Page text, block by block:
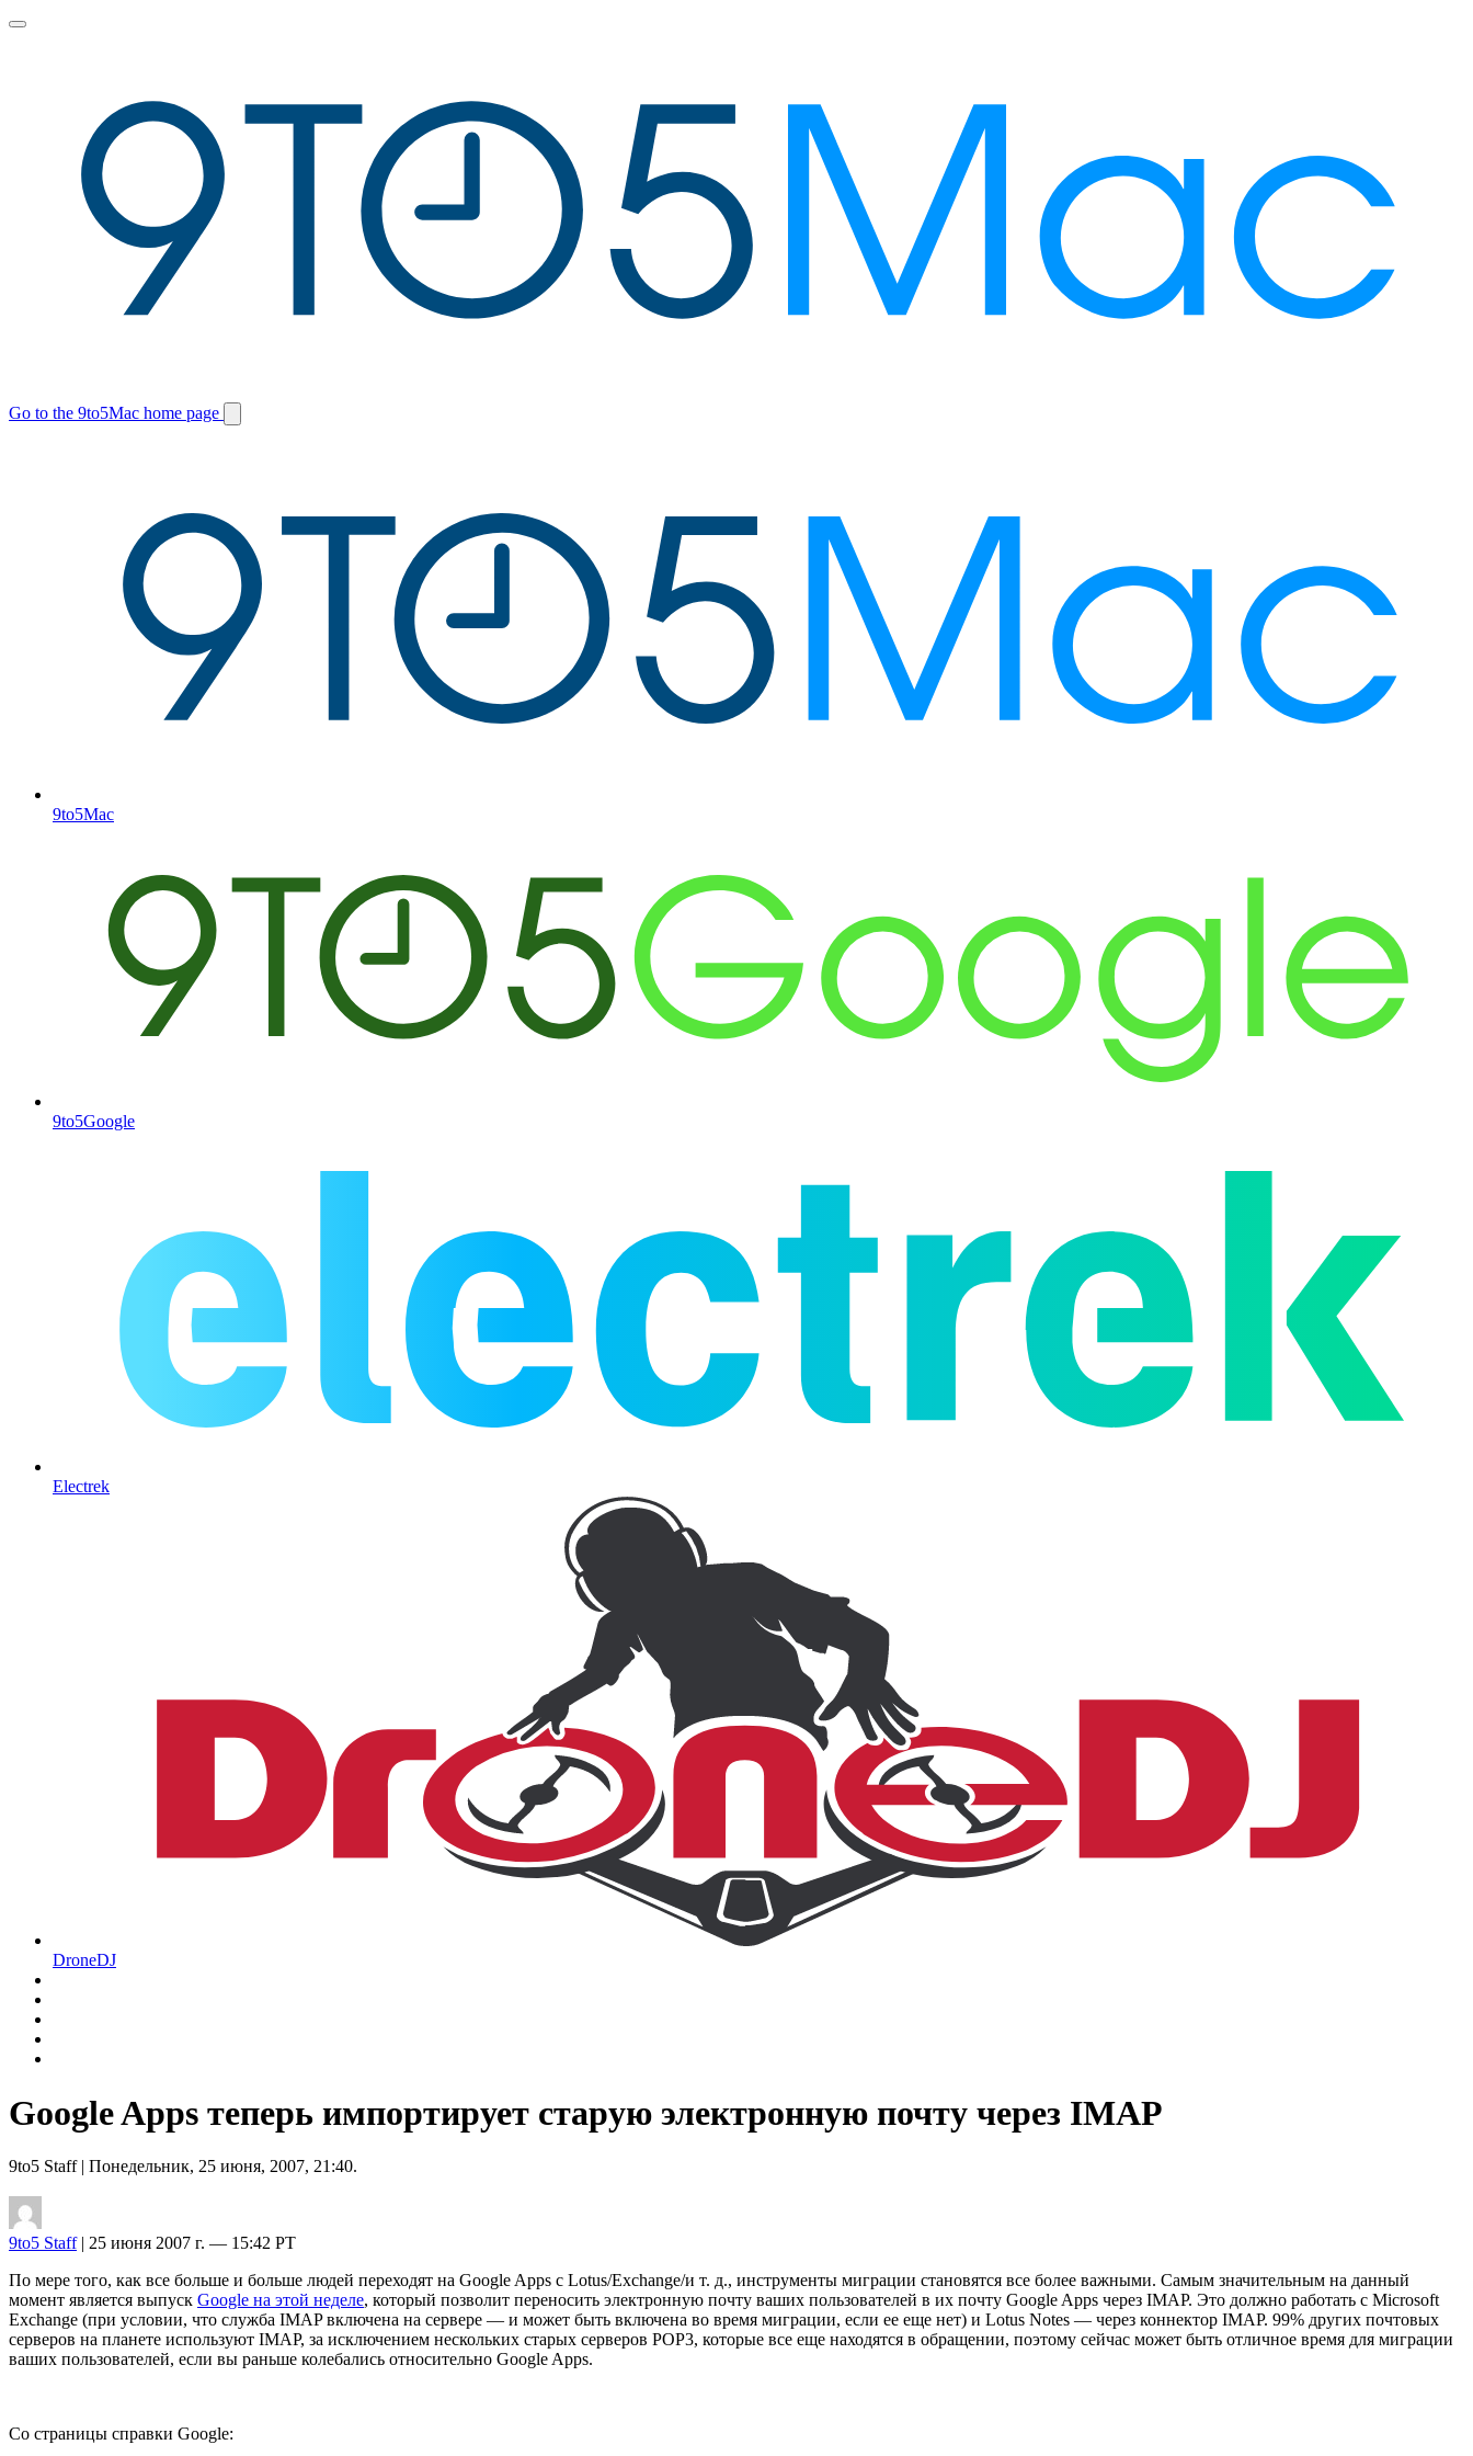
Toggle
Go to the 9to5Mac home page
Switch
9to5Mac
9to5Google
Electrek
DroneDJ
Google Apps теперь импортирует старую электронную почту через IMAP
9to5 Staff| Понедельник, 25 июня, 2007, 21:40.
9to5 Staff| 25 июня 2007 г. — 15:42 PT
По мере того, как все больше и больше людей переходят на Google Apps с Lotus/Exchange/и т. д., инструменты миграции становятся все более важными. Самым значительным на данный
момент является выпуск Google на этой неделе, который позволит переносить электронную почту ваших пользователей в их почту Google Apps через IMAP. Это должно работать с Microsoft
Exchange (при условии, что служба IMAP включена на сервере — и может быть включена во время миграции, если ее еще нет) и Lotus Notes — через коннектор IMAP. 99% других почтовых
серверов на планете используют IMAP, за исключением нескольких старых серверов POP3, которые все еще находятся в обращении, поэтому сейчас может быть отличное время для миграции
ваших пользователей, если вы раньше колебались относительно Google Apps.
Со страницы справки Google: